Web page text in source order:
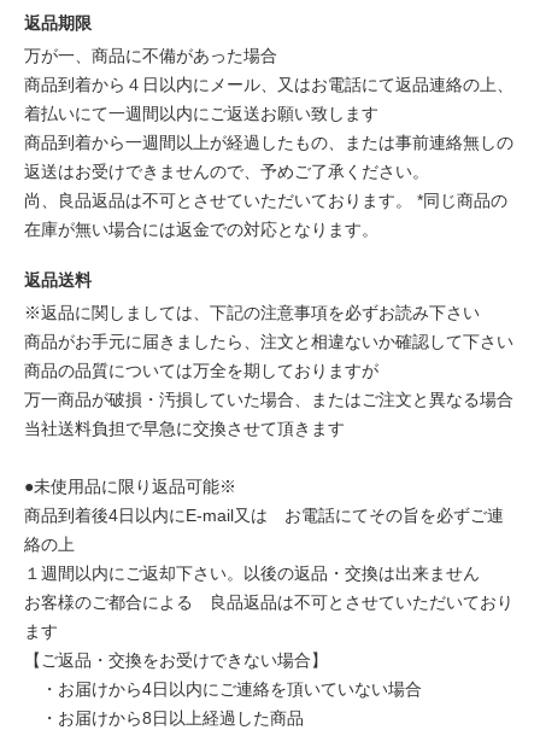
返品期限
万が一、商品に不備があった場合
商品到着から４日以内にメール、又はお電話にて返品連絡の上、
着払いにて一週間以内にご返送お願い致します
商品到着から一週間以上が経過したもの、または事前連絡無しの
返送はお受けできませんので、予めご了承ください。
尚、良品返品は不可とさせていただいております。 *同じ商品の
在庫が無い場合には返金での対応となります。
返品送料
※返品に関しましては、下記の注意事項を必ずお読み下さい
商品がお手元に届きましたら、注文と相違ないか確認して下さい
商品の品質については万全を期しておりますが
万一商品が破損・汚損していた場合、またはご注文と異なる場合
当社送料負担で早急に交換させて頂きます
●未使用品に限り返品可能※
商品到着後4日以内にE-mail又は お電話にてその旨を必ずご連
絡の上
１週間以内にご返却下さい。以後の返品・交換は出来ません
お客様のご都合による 良品返品は不可とさせていただいており
ます
【ご返品・交換をお受けできない場合】
・お届けから4日以内にご連絡を頂いていない場合
・お届けから8日以上経過した商品